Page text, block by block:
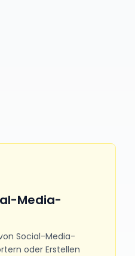
Media-
Social-Media-
oder Erstellen